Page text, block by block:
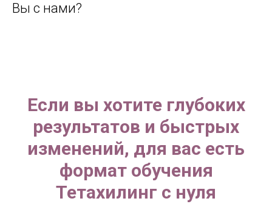
Вы с нами?
Если вы хотите глубоких
результатов и быстрых
изменений, для вас есть
форматобучения
Тетахилинг с нуля